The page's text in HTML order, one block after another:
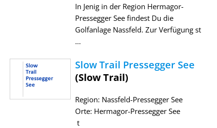
In Jenig in der Region Hermagor-
Pressegger See findest Du die
Golfanlage Nassfeld. Zur Verfügung st
...
Slow Trail Pressegger See
(Slow Trail)
Region: Nassfeld-Pressegger See
Orte: Hermagor-Pressegger See
t